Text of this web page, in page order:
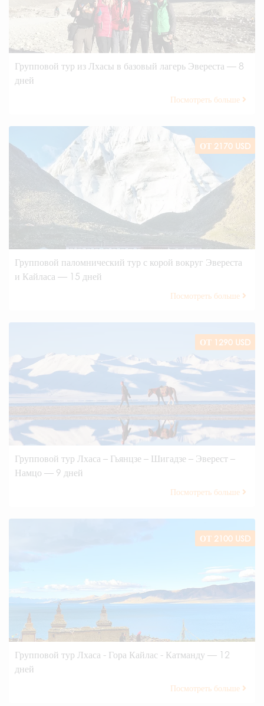
Групповой тур из Лхасы в базовый лагерь Эвереста — 8
дней
Посмотреть больше
ОТ 2170 USD
Групповой паломнический тур с корой вокруг Эвереста
и Кайласа — 15 дней
Посмотреть больше
ОТ 1290 USD
Групповой тур Лхаса – Гьянцзе – Шигадзе – Эверест –
Намцо — 9 дней
Посмотреть больше
ОТ 2100 USD
Групповой тур Лхаса - Гора Кайлас - Катманду — 12
дней
Посмотреть больше